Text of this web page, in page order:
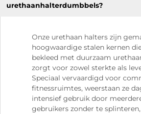
urethaanhalterdumbbels?
Onze urethaan halters zijn
hoogwaardige stalen kernen
bekleed met duurzaam
zorgt voor zowel sterkte als
Speciaal vervaardigd voor
fitnessruimtes, weerstaan ze
intensief gebruik door
gebruikers zonder te